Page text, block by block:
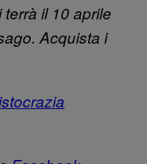
terrà il 10 aprile
Acquista i